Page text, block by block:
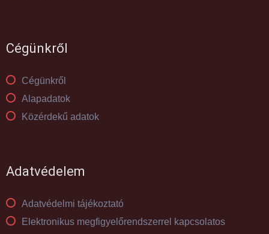
Cégünkről
Cégünkről
Alapadatok
Közérdekű adatok
Adatvédelem
Adatvédelmi tájékoztató
Elektronikus megfigyelőrendszerrel kapcsolatos